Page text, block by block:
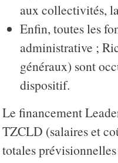
aux collectivités,
Enfin, toutes les
administrative ;
généraux) sont
dispositif.
Le financement
TZCLD (salaires et
totales